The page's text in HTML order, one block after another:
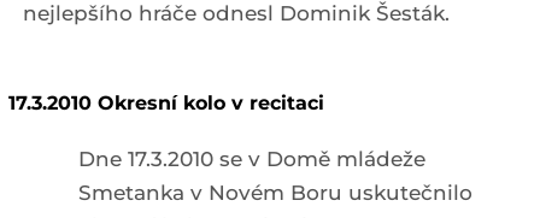
nejlepšího hráče odnesl Dominik Šesták.
17.3.2010 Okresní kolo v recitaci
Dne 17.3.2010 se v Domě mládeže
Smetanka v Novém Boru uskutečnilo